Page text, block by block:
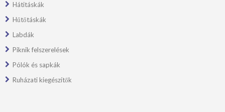
Hátitáskák
Hűtőtáskák
Labdák
Piknik felszerelések
Pólók és sapkák
Ruházati kiegészítők